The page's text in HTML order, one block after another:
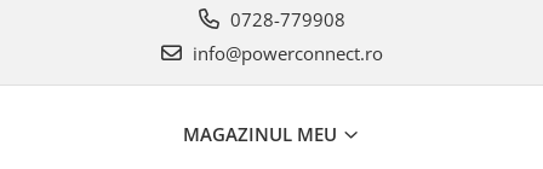
0728-779908
info@powerconnect.ro
MAGAZINUL MEU